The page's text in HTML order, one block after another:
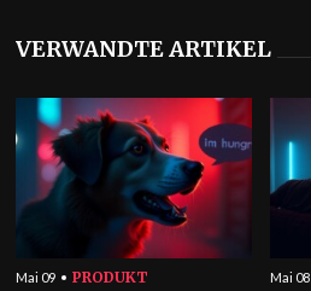
VERWANDTE ARTIKEL
Mai 09 PRODUKT Mai 08